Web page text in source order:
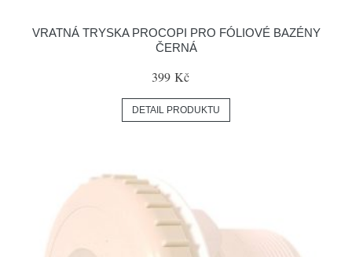
VRATNÁ TRYSKA PROCOPI PRO FÓLIOVÉ BAZÉNY
ČERNÁ
399 Kč
DETAIL PRODUKTU